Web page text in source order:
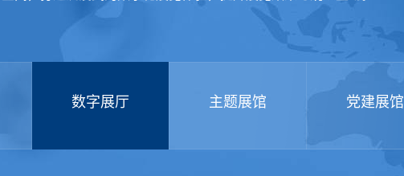
数字展厅 主题展馆 党建展馆